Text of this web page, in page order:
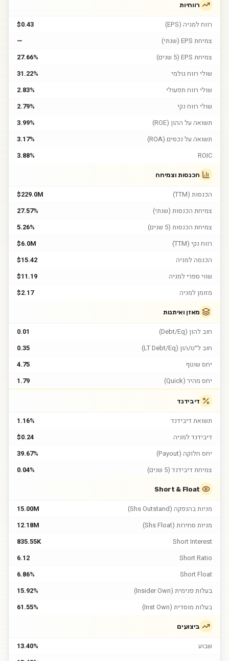
רווחיות
רווח למניה (EPS)
$0.43
צמיחת EPS (שנתי)
—
צמיחת EPS (5 שנים)
27.66%
שולי רווח גולמי
31.22%
שולי רווח תפעולי
2.83%
שולי רווח נקי
2.79%
תשואה על ההון (ROE)
3.99%
תשואה על נכסים (ROA)
3.17%
ROIC
3.88%
הכנסות וצמיחה
הכנסות (TTM)
$229.0M
צמיחת הכנסות (שנתי)
27.57%
צמיחת הכנסות (5 שנים)
5.26%
רווח נקי (TTM)
$6.0M
הכנסה למניה
$15.42
שווי ספרי למניה
$11.19
מזומן למניה
$2.17
מאזן ואיתנות
חוב להון (Debt/Eq)
0.01
חוב ל״ט/הון (LT Debt/Eq)
0.35
יחס שוטף
4.75
יחס מהיר (Quick)
1.79
דיבידנד
תשואת דיבידנד
1.16%
דיבידנד למניה
$0.24
יחס חלוקה (Payout)
39.67%
צמיחת דיבידנד (5 שנים)
0.04%
Short & Float
מניות בהנפקה (Shs Outstand)
15.00M
מניות סחירות (Shs Float)
12.18M
Short Interest
835.55K
Short Ratio
6.12
Short Float
6.86%
בעלות פנימית (Insider Own)
15.92%
בעלות מוסדית (Inst Own)
61.55%
ביצועים
שבוע
13.40%